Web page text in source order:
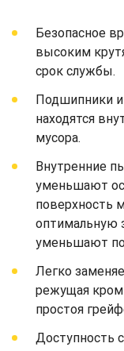
Безопасное
высоким
срок службы.
Подшипники
находятся
мусора.
Внутренние
уменьшают
поверхность
оптимальную
уменьшают
Легко
режущая
простоя
Доступность